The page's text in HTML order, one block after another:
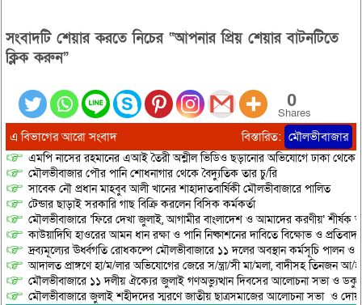
বছর মৌলভীবাজার থেকে
এসএসসি…
সংবাদটি শেয়ার করতে নিচের “আপনার প্রিয় শেয়ার বাটনটিতে
ক্লিক করুন”
0
Shares
এ বিভাগের আরো সংবাদ বিস্তারিত: মৌলভীবাজার
এমপি নাসের রহমানের এআই তৈরী অশ্লীল ভিডিও ছড়ানোর অভিযোগে ঢাকা থেকে
মৌলভীবাজার পৌর পানি শোধনাগার থেকে বৈদ্যুতিক তার চু/রি
সাবেক নৌ প্রধান মাহবুব আলী খানের শাহাদাতবার্ষিকী মৌলভীবাজারে পালিত
টেন্ডার ছাড়াই সরকারি গাছ বিক্রি করলেন বিসিক কর্মকর্তা
মৌলভীবাজারে ‘ফিরে দেখা জুলাই, আগামীর বাংলাদেশ ও আমাদের করণীয়’ শীর্ষক
কাউয়াদিঘি হাওরের আমন ধান রক্ষা ও পানি নিষ্কাশনের দাবিতে বিক্ষোভ ও
দ্রব্যমূল্যের ঊর্ধ্বগতি রোধকল্পে মৌলভীবাজারে ১১ দলের অবস্থান কর্মসূচি পালন ও
আদালত প্রাঙ্গণে হা/ম/লার অভিযোগের জেরে স/ন্ত্রা/সী মা/মলা, বাদীসহ তিনজন আ/
মৌলভীবাজারে ১১ দলীয় ঐক্যের জুলাই গণঅভ্যুত্থান দিবসের আলোচনা সভা ও
মৌলভীবাজারে জুলাই শহীদদের স্মরণে জাতীয় ছাত্রসমাজের আলোচনা সভা ও